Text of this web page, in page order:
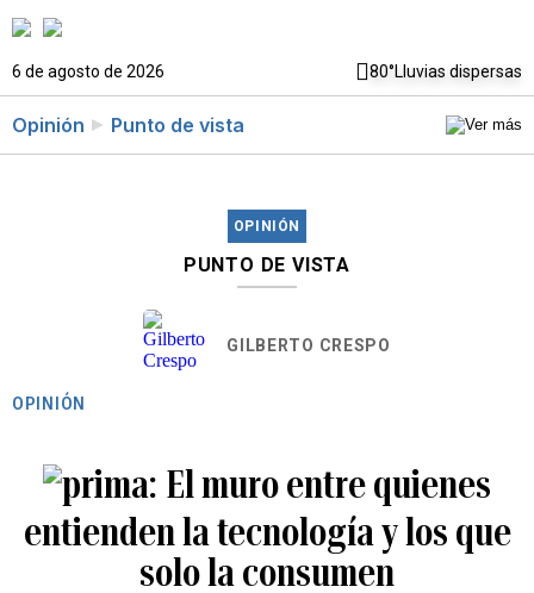
6 de agosto de 2026 80°Lluvias dispersas
Opinión Punto de vista
OPINIÓN
PUNTO DE VISTA
GILBERTO CRESPO
OPINIÓN
El muro entre quienes
entienden la tecnología y los que
solo la consumen